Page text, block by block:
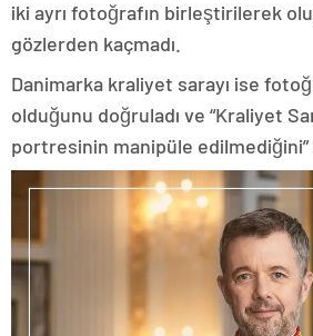
iki ayrı fotoğrafın birleştirilerek
gözlerden kaçmadı.
Danimarka kraliyet sarayı ise
olduğunu doğruladı ve “Kraliyet
portresinin manipüle edilmediğini”